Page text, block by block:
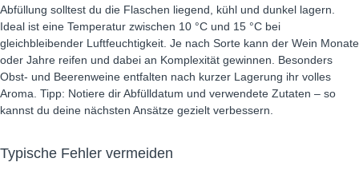
Abfüllung solltest du die Flaschen liegend, kühl und dunkel lagern.
Ideal ist eine Temperatur zwischen 10 °C und 15 °C bei
gleichbleibender Luftfeuchtigkeit. Je nach Sorte kann der Wein Monate
oder Jahre reifen und dabei an Komplexität gewinnen. Besonders
Obst- und Beerenweine entfalten nach kurzer Lagerung ihr volles
Aroma. Tipp: Notiere dir Abfülldatum und verwendete Zutaten – so
kannst du deine nächsten Ansätze gezielt verbessern.
Typische Fehler vermeiden